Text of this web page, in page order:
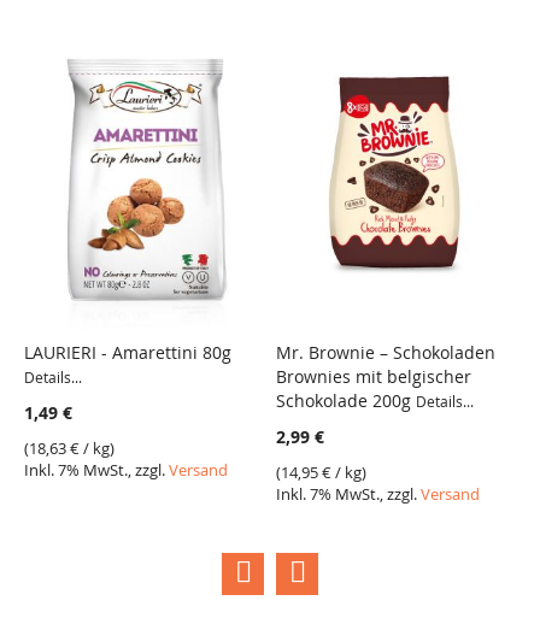
LAURIERI - Amarettini 80g
Details...
1,49 €
(18,63 €/ kg)
Inkl. 7% MwSt., zzgl.Versand
Mr. Brownie – Schokoladen
Brownies mit belgischer
Schokolade 200g Details...
2,99 €
(14,95 €/ kg)
Inkl. 7% MwSt., zzgl.Versand